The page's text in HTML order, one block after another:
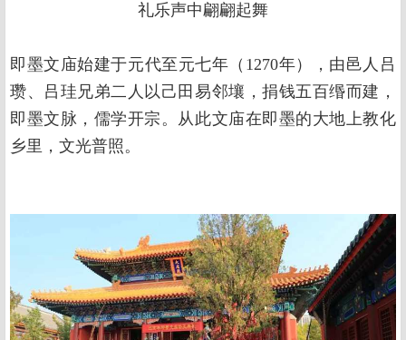
礼乐声中翩翩起舞
即墨文庙始建于元代至元七年（1270年），由邑人吕
瓒、吕珪兄弟二人以己田易邻壤，捐钱五百缗而建，
即墨文脉，儒学开宗。从此文庙在即墨的大地上教化
乡里，文光普照。